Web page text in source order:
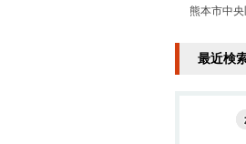
熊本市中
最近検